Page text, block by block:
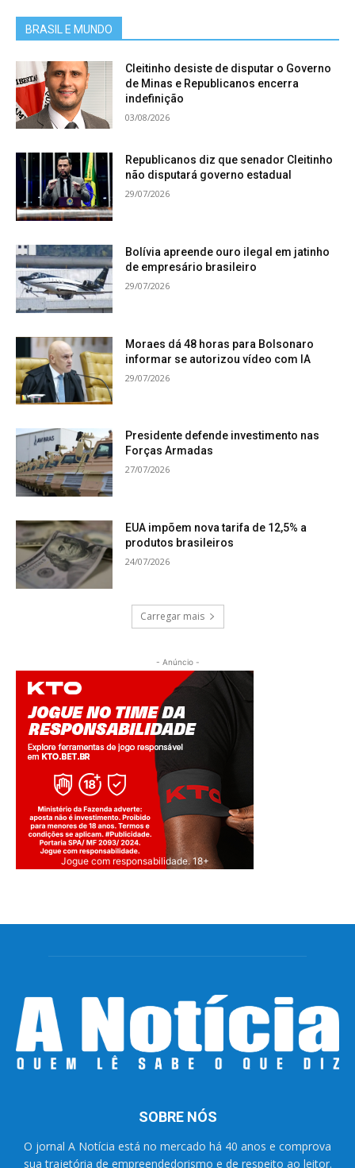
BRASIL E MUNDO
Cleitinho desiste de disputar o Governo
de Minas e Republicanos encerra
indefinição
03/08/2026
Republicanos diz que senador Cleitinho
não disputará governo estadual
29/07/2026
Bolívia apreende ouro ilegal em jatinho
de empresário brasileiro
29/07/2026
Moraes dá 48 horas para Bolsonaro
informar se autorizou vídeo com IA
29/07/2026
Presidente defende investimento nas
Forças Armadas
27/07/2026
EUA impõem nova tarifa de 12,5% a
produtos brasileiros
24/07/2026
Carregar mais
- Anúncio -
Jogue com responsabilidade. 18+
SOBRE NÓS
O jornal A Notícia está no mercado há 40 anos e comprova
sua trajetória de empreendedorismo e de respeito ao leitor.